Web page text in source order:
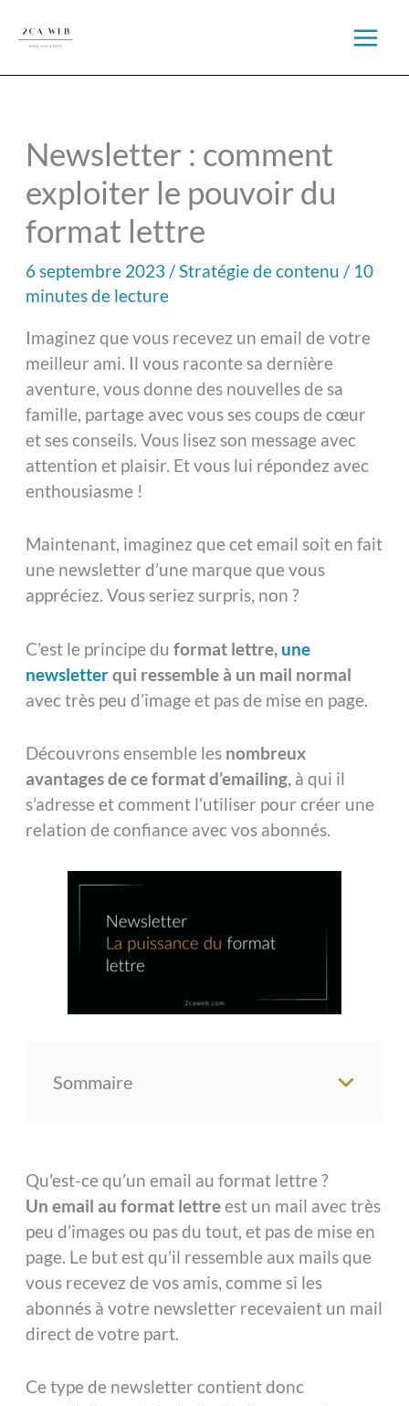
Newsletter : comment
exploiter le pouvoir du
format lettre
6 septembre 2023/Stratégie de contenu / 10
minutes de lecture
Imaginez que vous recevez un email de votre
meilleur ami. Il vous raconte sa dernière
aventure, vous donne des nouvelles de sa
famille, partage avec vous ses coups de cœur
et ses conseils. Vous lisez son message avec
attention et plaisir. Et vous lui répondez avec
enthousiasme !
Maintenant, imaginez que cet email soit en fait
une newsletter d’une marque que vous
appréciez. Vous seriez surpris, non ?
C’est le principe du format lettre, une
newsletterqui ressemble à un mail normal
avec très peu d’image et pas de mise en page.
Découvrons ensemble les nombreux
avantages de ce format d’emailing, à qui il
s’adresse et comment l’utiliser pour créer une
relation de confiance avec vos abonnés.
Sommaire
Qu’est-ce qu’un email au format lettre ?
Un email au format lettreest un mail avec très
peu d’images ou pas du tout, et pas de mise en
page. Le but est qu’il ressemble aux mails que
vous recevez de vos amis, comme si les
abonnés à votre newsletter recevaient un mail
direct de votre part.
Ce type de newsletter contient donc